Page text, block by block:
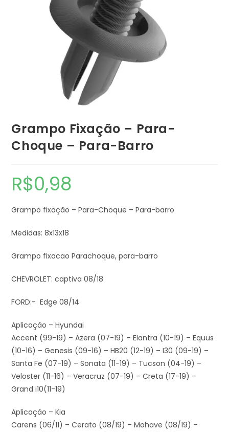
Grampo Fixação – Para-
Choque – Para-Barro
R$0,98
Grampo fixação – Para-Choque – Para-barro
Medidas: 8x13x18
Grampo fixacao Parachoque, para-barro
CHEVROLET: captiva 08/18
FORD:- Edge 08/14
Aplicação – Hyundai
Accent (99-19) – Azera (07-19) – Elantra (10-19) – Equus
(10-16) – Genesis (09-16) – HB20 (12-19) – I30 (09-19) –
Santa Fe (07-19) – Sonata (11-19) – Tucson (04-19) –
Veloster (11-16) – Veracruz (07-19) – Creta (17-19) –
Grand i10(11-19)
Aplicação – Kia
Carens (06/11) – Cerato (08/19) – Mohave (08/19) –